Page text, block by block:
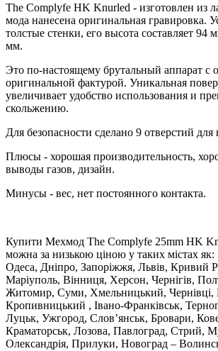
The Complyfe HK Knurled - изготовлен из
мода нанесена оригинальная гравировка.
толстые стенки, его высота составляет 94
мм.
Это по-настоящему брутальный аппарат с
оригинальной фактурой. Уникальная
увеличивает удобство использования и
скольжению.
Для безопасности сделано 9 отверстий для
Плюсы - хорошая производительность,
выводы газов, дизайн.
Минусы - вес, нет постоянного контакта.
Купити Мехмод The Complyfe 25mm HK
можна за низькою ціною у таких містах як:
Одеса, Дніпро, Запоріжжя, Львів, Кривий
Маріуполь, Вінниця, Херсон, Чернігів,
Житомир, Суми, Хмельницький, Чернівці,
Кропивницький , Івано-Франківськ,
Луцьк, Ужгород, Слов’янськ, Бровари,
Краматорськ, Лозова, Павлоград, Стрий,
Олександрія, Прилуки, Новоград –